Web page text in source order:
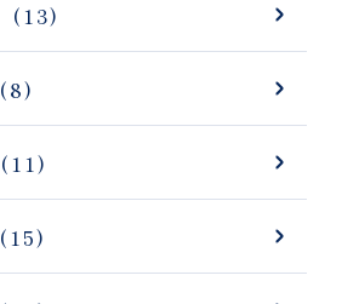
(13)
(8)
(11)
(15)